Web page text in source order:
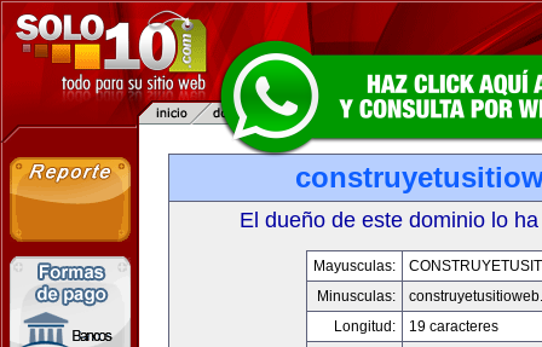
El dueño de este dominio lo
Mayusculas:
Minusculas:
Longitud:
19 caracteres